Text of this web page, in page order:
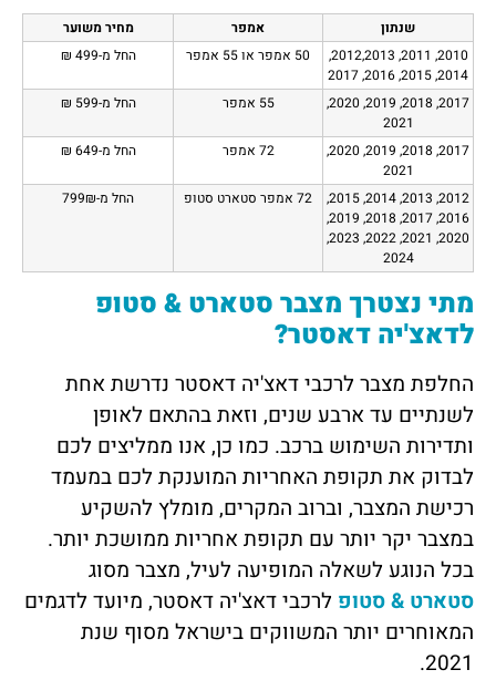
שנתון אמפר
מחיר משוער
2010, 2011, 2012,2013,
2014, 2015, 2016, 2017
50 אמפר או 55 אמפר החל מ-499 ₪
2017, 2018, 2019, 2020,
2021
55 אמפר החל מ-599 ₪
2017, 2018, 2019, 2020,
2021
72 אמפר החל מ-649 ₪
2012, 2013, 2014, 2015,
2016, 2017, 2018, 2019,
2020, 2021, 2022, 2023,
2024
72 אמפר סטארט סטופ החל מ-799₪
מתי נצטרך מצבר סטארט & סטופ
לדאצ'יה דאסטר?
החלפת מצבר לרכבי דאצ'יה דאסטר נדרשת אחת
לשנתיים עד ארבע שנים, וזאת בהתאם לאופן
ותדירות השימוש ברכב. כמו כן, אנו ממליצים לכם
לבדוק את תקופת האחריות המוענקת לכם במעמד
רכישת המצבר, וברוב המקרים, מומלץ להשקיע
במצבר יקר יותר עם תקופת אחריות ממושכת יותר.
בכל הנוגע לשאלה המופיעה לעיל, מצבר מסוג
סטארט & סטופ לרכבי דאצ'יה דאסטר, מיועד לדגמים
המאוחרים יותר המשווקים בישראל מסוף שנת
2021.